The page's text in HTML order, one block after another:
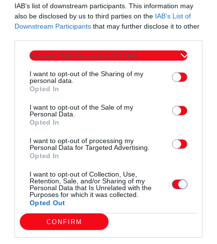
IAB’s list of downstream participants. This information may
also be disclosed by us to third parties on the IAB’s List of
Downstream Participants that may further disclose it to other
Personal Data Processing Opt Outs
I want to opt-out of the Sharing of my
personal data.
Opted In
I want to opt-out of the Sale of my
Personal Data.
Opted In
I want to opt-out of processing my
Personal Data for Targeted Advertising.
Opted In
I want to opt-out of Collection, Use,
Retention, Sale, and/or Sharing of my
Personal Data that Is Unrelated with the
Purposes for which it was collected.
Opted Out
CONFIRM
έργα αγροτικής οδοποιίας, άρδευσης και αξιοποίησης
υδατικών πόρων.
επισημάνθηκε η ανάγκη δημιουργίας του Θαλάσσιου ή
Αρχαιολογικού Πάρκου Μαρώνειας–Πετρωτών, η
και η ενεργοποίηση ακίνητης περιουσίας με
στοχευμένες δημοπρατήσεις και αποδόσεις χρήσης
(Ίμερος, Προσκυνητές, Σάπες).
νέας θεσμικής περιόδου, κατά την οποία ο Δήμος
Μαρωνείας-Σαπών αποκτά φωνή και ρόλο σε κεντρικές
διαδικασίες σχεδιασμού και υλοποίησης πολιτικών. Σε μια
περιοχή με πλούτο φυσικό, πολιτιστικό και ανθρώπινο, αλλά
και με έντονες διαρθρωτικές προκλήσεις, η ενίσχυση της